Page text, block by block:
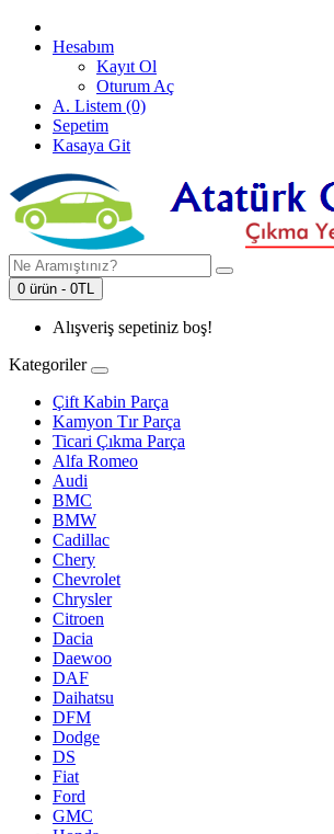
Hesabım
Kayıt Ol
Oturum Aç
A. Listem (0)
Sepetim
Kasaya Git
0 ürün - 0TL
Alışveriş sepetiniz boş!
Kategoriler
Çift Kabin Parça
Kamyon Tır Parça
Ticari Çıkma Parça
Alfa Romeo
Audi
BMC
BMW
Cadillac
Chery
Chevrolet
Chrysler
Citroen
Dacia
Daewoo
DAF
Daihatsu
DFM
Dodge
DS
Fiat
Ford
GMC